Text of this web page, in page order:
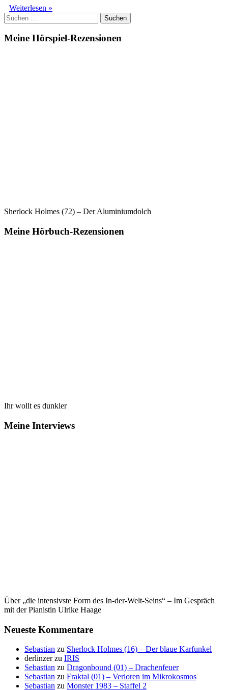
Weiterlesen »
das
gelungene
Weihnachten
Suchen
nach:
Meine Hörspiel-Rezensionen
Sherlock Holmes (72) – Der Aluminiumdolch
Meine Hörbuch-Rezensionen
Ihr wollt es dunkler
Meine Interviews
Über „die intensivste Form des In-der-Welt-Seins“ – Im Gespräch
mit der Pianistin Ulrike Haage
Neueste Kommentare
Sebastian zu Sherlock Holmes (16) – Der blaue Karfunkel
derlinzerzu IRIS
Sebastian zu Dragonbound (01) – Drachenfeuer
Sebastian zu Fraktal (01) – Verloren im Mikrokosmos
Sebastian zu Monster 1983 – Staffel 2